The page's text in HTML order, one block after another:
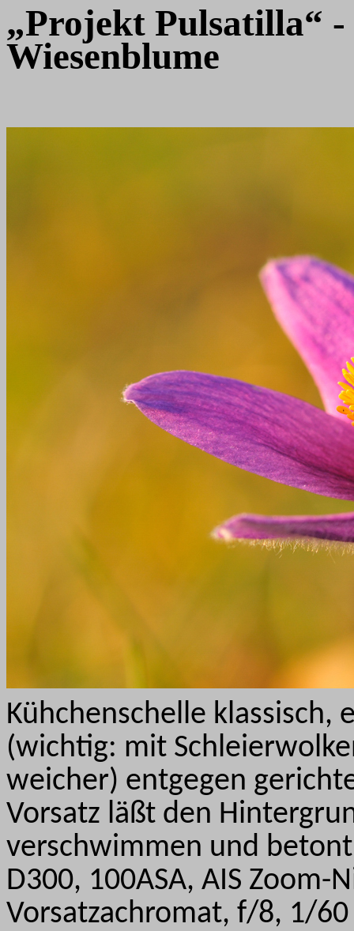
„Projekt Pulsatilla“ -
Wiesenblume
Kühchenschelle klassisch,
(wichtig: mit
weicher) entgegen
Vorsatz läßt den
verschwimmen und
D300, 100ASA, AIS
Vorsatzachromat, f/8, 1/60